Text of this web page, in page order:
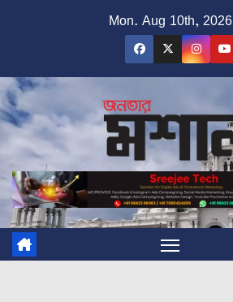
Mon. Aug 10th, 2026